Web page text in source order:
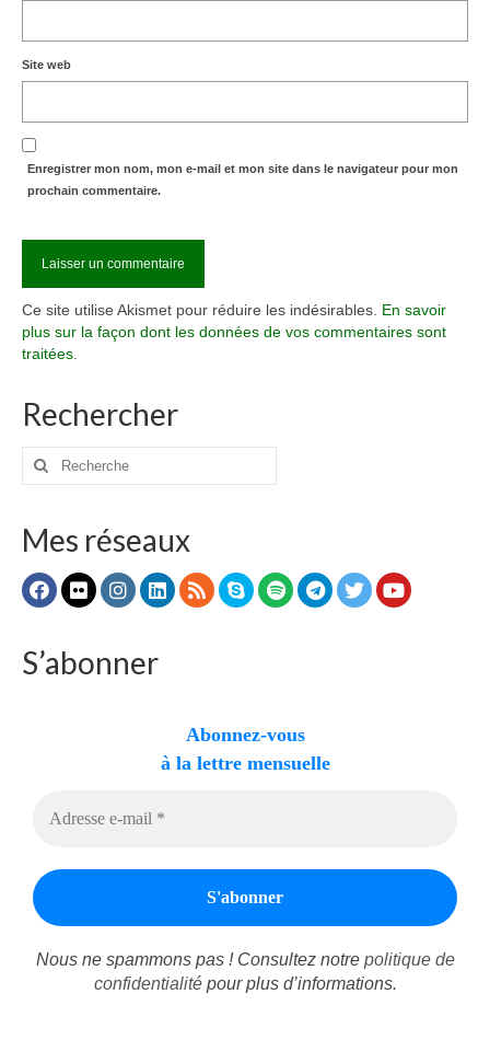
Site web
Enregistrer mon nom, mon e-mail et mon site dans le navigateur pour mon
prochain commentaire.
Ce site utilise Akismet pour réduire les indésirables. En savoir
plus sur la façon dont les données de vos commentaires sont
traitées
Rechercher
Rechercher
Mes réseaux
S’abonner
Abonnez-vous
à la lettre mensuelle
Nous ne spammons pas ! Consultez notre politique de
confidentialitépour plus d’informations.